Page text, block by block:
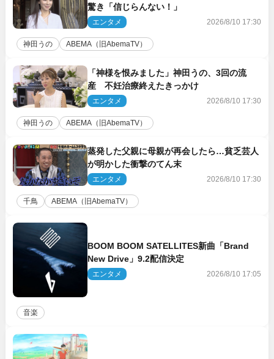
驚き「信じらんない！」
エンタメ 2026/8/10 17:30
神田うの ABEMA（旧AbemaTV）
「神様を恨みました」神田うの、3回の流
産 不妊治療終えたきっかけ
エンタメ 2026/8/10 17:30
神田うの ABEMA（旧AbemaTV）
蒸発した父親に母親が再会したら…貧乏芸人
が明かした衝撃のてん末
エンタメ 2026/8/10 17:30
千鳥 ABEMA（旧AbemaTV）
BOOM BOOM SATELLITES新曲「Brand
New Drive」9.2配信決定
エンタメ 2026/8/10 17:05
音楽